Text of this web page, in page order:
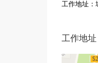
工作地址：
工作地址